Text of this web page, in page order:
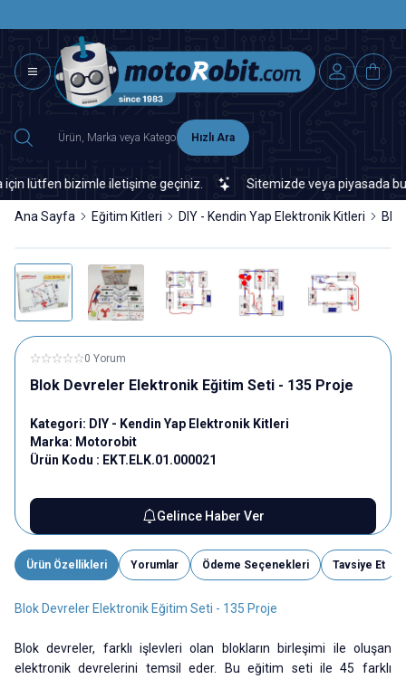
Hızlı Ara
lütfen bizimle iletişime geçiniz. Sitemizde veya piyasada
Ana Sayfa Eğitim Kitleri DIY - Kendin Yap Elektronik Kitleri
0 Yorum
Blok Devreler Elektronik Eğitim Seti - 135 Proje
Kategori: DIY - Kendin Yap Elektronik Kitleri
Marka: Motorobit
Ürün Kodu : EKT.ELK.01.000021
Gelince Haber Ver
Ürün Özellikleri Yorumlar Ödeme Seçenekleri Tavsiye Et
Blok Devreler Elektronik Eğitim Seti - 135 Proje
Blok devreler, farklı işlevleri olan blokların birleşimi ile oluşan
elektronik devrelerini temsil eder. Bu eğitim seti ile 45 farklı